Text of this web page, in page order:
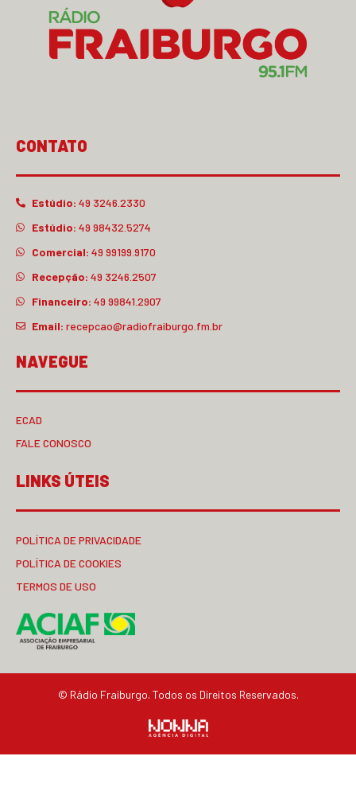
CONTATO
Estúdio: 49 3246.2330
Estúdio: 49 98432.5274
Comercial: 49 99199.9170
Recepção: 49 3246.2507
Financeiro: 49 99841.2907
Email: recepcao@radiofraiburgo.fm.br
NAVEGUE
ECAD
FALE CONOSCO
LINKS ÚTEIS
POLÍTICA DE PRIVACIDADE
POLÍTICA DE COOKIES
TERMOS DE USO
© Rádio Fraiburgo. Todos os Direitos Reservados.